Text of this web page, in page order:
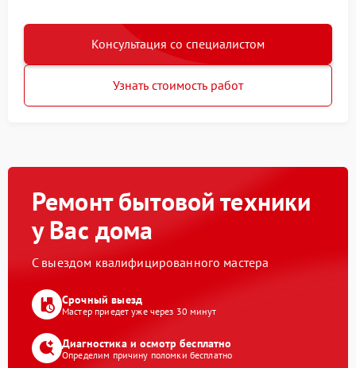
Консультация со специалистом
Узнать стоимость работ
Ремонт бытовой техники
у Вас дома
С выездом квалифицированного мастера
Срочный выезд
Мастер приедет уже через 30 минут
Диагностика и осмотр бесплатно
Определим причину поломки бесплатно